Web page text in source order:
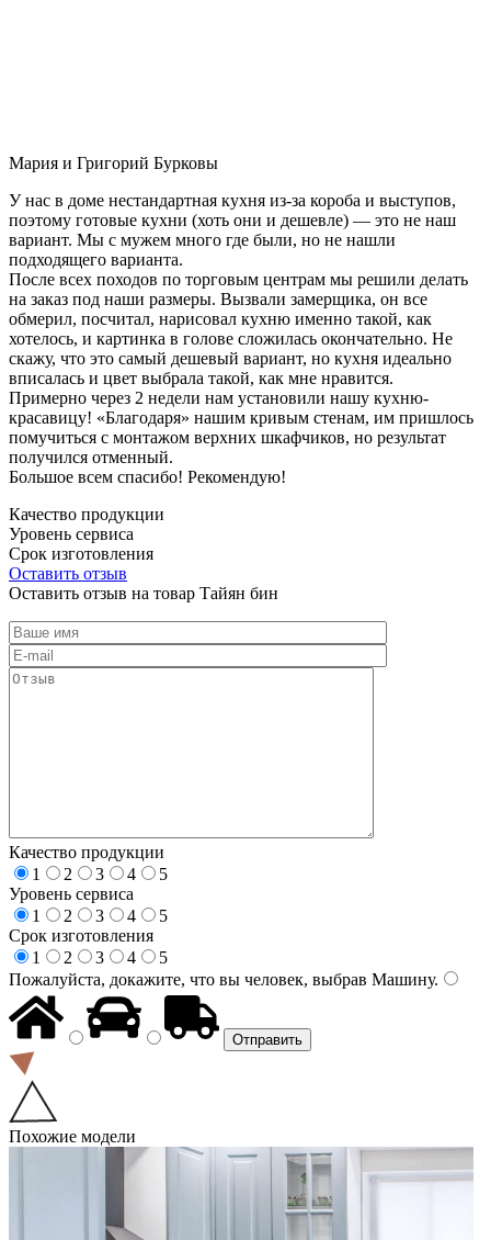
Мария и Григорий Бурковы
У нас в доме нестандартная кухня из-за короба и выступов,
поэтому готовые кухни (хоть они и дешевле) — это не наш
вариант. Мы с мужем много где были, но не нашли
подходящего варианта.
После всех походов по торговым центрам мы решили делать
на заказ под наши размеры. Вызвали замерщика, он все
обмерил, посчитал, нарисовал кухню именно такой, как
хотелось, и картинка в голове сложилась окончательно. Не
скажу, что это самый дешевый вариант, но кухня идеально
вписалась и цвет выбрала такой, как мне нравится.
Примерно через 2 недели нам установили нашу кухню-
красавицу! «Благодаря» нашим кривым стенам, им пришлось
помучиться с монтажом верхних шкафчиков, но результат
получился отменный.
Большое всем спасибо! Рекомендую!
Качество продукции
Уровень сервиса
Срок изготовления
Оставить отзыв
Оставить отзыв на товар Тайян бин
Качество продукции
1
2 3 4
5
Уровень сервиса
1
2 3 4
5
Срок изготовления
1
2 3 4
5
Пожалуйста, докажите, что вы человек, выбрав Машину.
Похожие модели